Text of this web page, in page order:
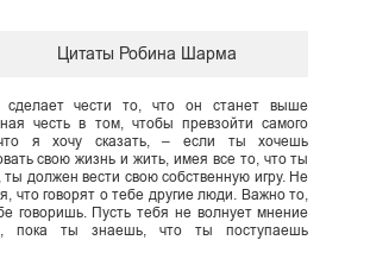
Цитаты Робина Шарма
сделает чести то, что он станет выше
честь в том, чтобы превзойти самого
я хочу сказать, – если ты хочешь
свою жизнь и жить, имея все то, что ты
должен вести свою собственную игру. Не
что говорят о тебе другие люди. Важно то,
говоришь. Пусть тебя не волнует мнение
пока ты знаешь, что ты поступаешь